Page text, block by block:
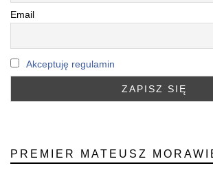
Email
Akceptuję regulamin
PREMIER MATEUSZ